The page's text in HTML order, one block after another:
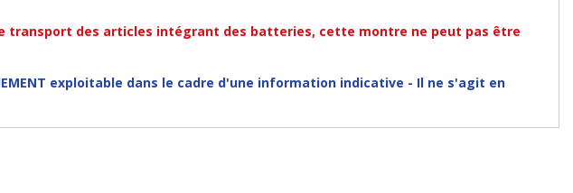
transport des articles intégrant des batteries, cette montre ne peut pas être
exploitable dans le cadre d'une information indicative - Il ne s'agit en